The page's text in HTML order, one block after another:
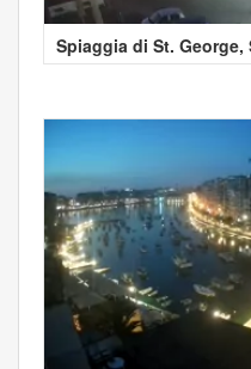
Spiaggia di St.